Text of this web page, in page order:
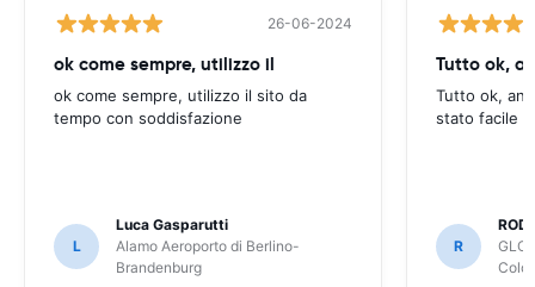
26-06-2024
ok come sempre, utilizzo il
ok come sempre, utilizzo il sito da
tempo con soddisfazione
L
Luca Gasparutti
Alamo Aeroporto di Berlino-
Brandenburg
Tutto ok,
Tutto ok,
stato facile
R